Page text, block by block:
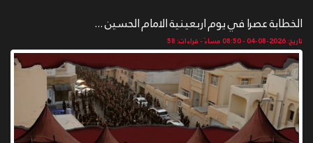
الخطابة عصرا في يوم اربعينية الامام الحسين ...
تاريخ: 2026-08-04 - 08:50 مساءً - قراءات: 58